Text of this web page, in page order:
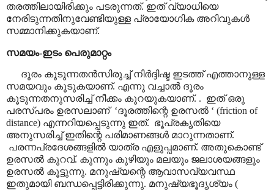
തരത്തിലായിരിക്കും പടരുന്നത്. ഇത് വ്യാധിയെ
നേരിടുന്നതിനുവേണ്ടിയുള്ള പ്രായോഗിക അറിവുകൾ
സമ്മാനിക്കുകയാണ്.
സമയം-ഇടം പെരുമാറ്റം
ദൂരം കൂടുന്നതൻസിരുച്ച് നിർദ്ദിഷ്ട ഇടത്ത് എത്താനുള്ള
സമയവും കൂടുകയാണ്. എന്നു വച്ചാൽ ദൂരം
കൂടുന്നതനുസരിച്ച് നീക്കം കുറയുകയാണ്. . ഇത് ഒരു
പരസ്പരം ഉരസലാണ് ‘ദൂരത്തിന്റെ ഉരസൽ ‘ (friction of
distance) എന്നറിയപ്പെടുന്നു ഇത്. ഭൂപ്രകൃതിയെ
അനുസരിച്ച് ഇതിന്റെ പരിമാണങ്ങൾ മാറുന്നതാണ്.
പരന്നപ്രദേശങ്ങളിൽ യാത്ര എളുപ്പമാണ്. അതുകൊണ്ട്
ഉരസൽ കുറവ്. കുന്നും കുഴിയും മലയും ജലാശയങ്ങളും
ഉരസൽ കൂട്ടുന്നു. മനുഷ്യന്റെ ആവാസവ്യവസ്ഥ
ഇതുമായി ബന്ധപ്പെട്ടിരിക്കുന്നു. മനുഷ്യഭൂദൃശ്യം (